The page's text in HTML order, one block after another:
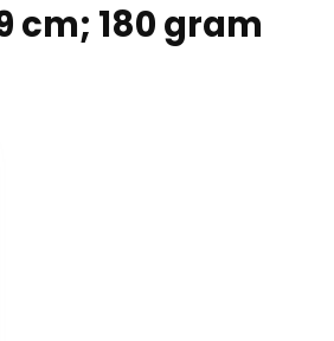
cm; 180 gram